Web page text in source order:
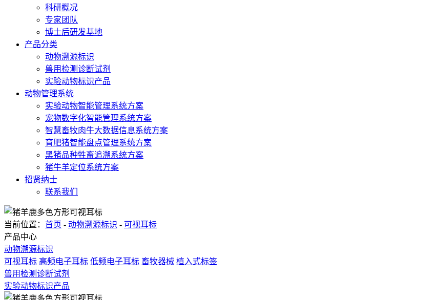
科研概况
专家团队
博士后研发基地
产品分类
动物溯源标识
兽用检测诊断试剂
实验动物标识产品
动物管理系统
实验动物智能管理系统方案
宠物数字化智能管理系统方案
智慧畜牧肉牛大数据信息系统方案
育肥猪智能盘点管理系统方案
黑猪品种牲畜追溯系统方案
猪牛羊定位系统方案
招贤纳士
联系我们
当前位置： 首页 - 动物溯源标识 - 可视耳标
产品中心
动物溯源标识
可视耳标 高频电子耳标 低频电子耳标 畜牧器械 植入式标签
兽用检测诊断试剂
实验动物标识产品